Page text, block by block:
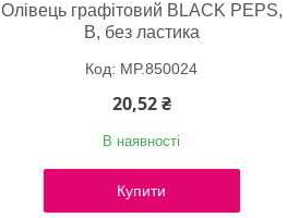
Олівець графітовий BLACK PEPS,
B, без ластика
MP.850024
20,52 ₴
В наявності
Купити